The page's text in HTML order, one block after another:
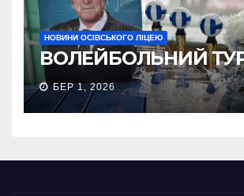
НОВИНИ ОСІВСЬКОГО ЛІЦЕЮ
ВОЛЕЙБОЛЬНИЙ
БЕР 1, 2026